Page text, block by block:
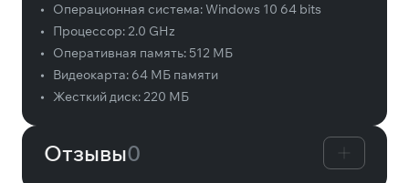
• Операционная система:Windows 10 64 bits
•
Процессор:2.0 GHz
•
Оперативная память: 512 МБ
•
Видеокарта: 64 МБ памяти
•
Жесткий диск:220 МБ
Отзывы0